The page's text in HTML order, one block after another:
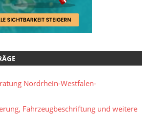
Nordrhein-Westfalen-
Fahrzeugbeschriftung und weitere